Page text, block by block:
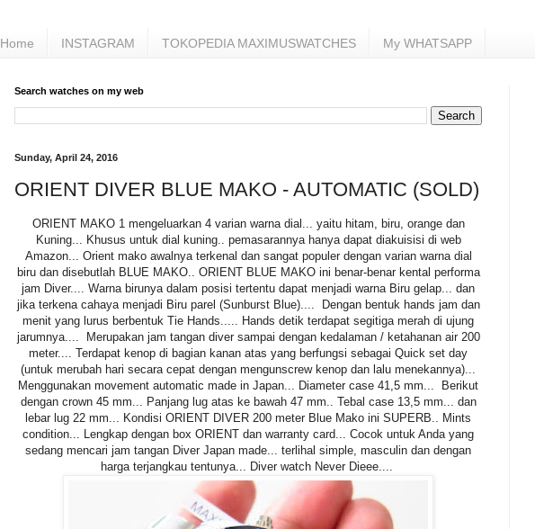
Home INSTAGRAM TOKOPEDIA MAXIMUSWATCHES My WHATSAPP
Search watches on my web
Sunday, April 24, 2016
ORIENT DIVER BLUE MAKO - AUTOMATIC (SOLD)
ORIENT MAKO 1 mengeluarkan 4 varian warna dial... yaitu hitam, biru, orange dan
Kuning... Khusus untuk dial kuning.. pemasarannya hanya dapat diakuisisi di web
Amazon... Orient mako awalnya terkenal dan sangat populer dengan varian warna dial
biru dan disebutlah BLUE MAKO.. ORIENT BLUE MAKO ini benar-benar kental performa
jam Diver.... Warna birunya dalam posisi tertentu dapat menjadi warna Biru gelap... dan
jika terkena cahaya menjadi Biru parel (Sunburst Blue).... Dengan bentuk hands jam dan
menit yang lurus berbentuk Tie Hands..... Hands detik terdapat segitiga merah di ujung
jarumnya.... Merupakan jam tangan diver sampai dengan kedalaman / ketahanan air 200
meter.... Terdapat kenop di bagian kanan atas yang berfungsi sebagai Quick set day
(untuk merubah hari secara cepat dengan mengunscrew kenop dan lalu menekannya)...
Menggunakan movement automatic made in Japan... Diameter case 41,5 mm... Berikut
dengan crown 45 mm... Panjang lug atas ke bawah 47 mm.. Tebal case 13,5 mm... dan
lebar lug 22 mm... Kondisi ORIENT DIVER 200 meter Blue Mako ini SUPERB.. Mints
condition... Lengkap dengan box ORIENT dan warranty card... Cocok untuk Anda yang
sedang mencari jam tangan Diver Japan made... terlihal simple, masculin dan dengan
harga terjangkau tentunya... Diver watch Never Dieee....